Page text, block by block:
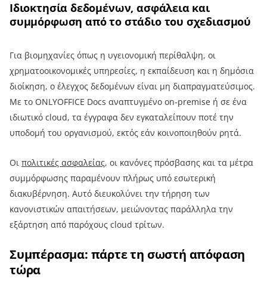
Ιδιοκτησία δεδομένων, ασφάλεια και
συμμόρφωση από το στάδιο του σχεδιασμού
Για βιομηχανίες όπως η υγειονομική περίθαλψη, οι
χρηματοοικονομικές υπηρεσίες, η εκπαίδευση και η δημόσια
διοίκηση, ο έλεγχος δεδομένων είναι μη διαπραγματεύσιμος.
Με το ONLYOFFICE Docs αναπτυγμένο on-premise ή σε ένα
ιδιωτικό cloud, τα έγγραφα δεν εγκαταλείπουν ποτέ την
υποδομή του οργανισμού, εκτός εάν κοινοποιηθούν ρητά.
Οι πολιτικές ασφαλείας, οι κανόνες πρόσβασης και τα μέτρα
συμμόρφωσης παραμένουν πλήρως υπό εσωτερική
διακυβέρνηση. Αυτό διευκολύνει την τήρηση των
κανονιστικών απαιτήσεων, μειώνοντας παράλληλα την
εξάρτηση από παρόχους cloud τρίτων.
Συμπέρασμα: πάρτε τη σωστή απόφαση
τώρα